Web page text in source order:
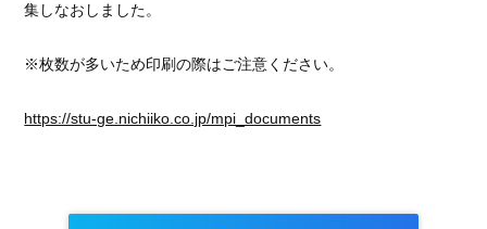
集しなおしました。
※枚数が多いため印刷の際はご注意ください。
https://stu-ge.nichiiko.co.jp/mpi_documents